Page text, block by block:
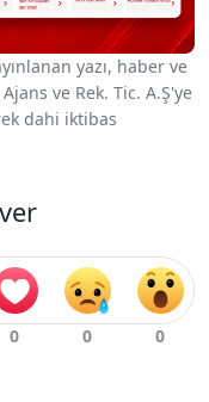
yazı, haber ve
ve Rek. Tic. A.Ş'ye
dahi iktibas